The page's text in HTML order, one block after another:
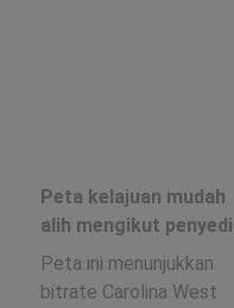
Peta kelajuan mudah
alih mengikut
Peta ini menunjukkan
bitrate Carolina West